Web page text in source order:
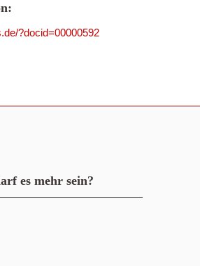
?docid=00000592
es mehr sein?